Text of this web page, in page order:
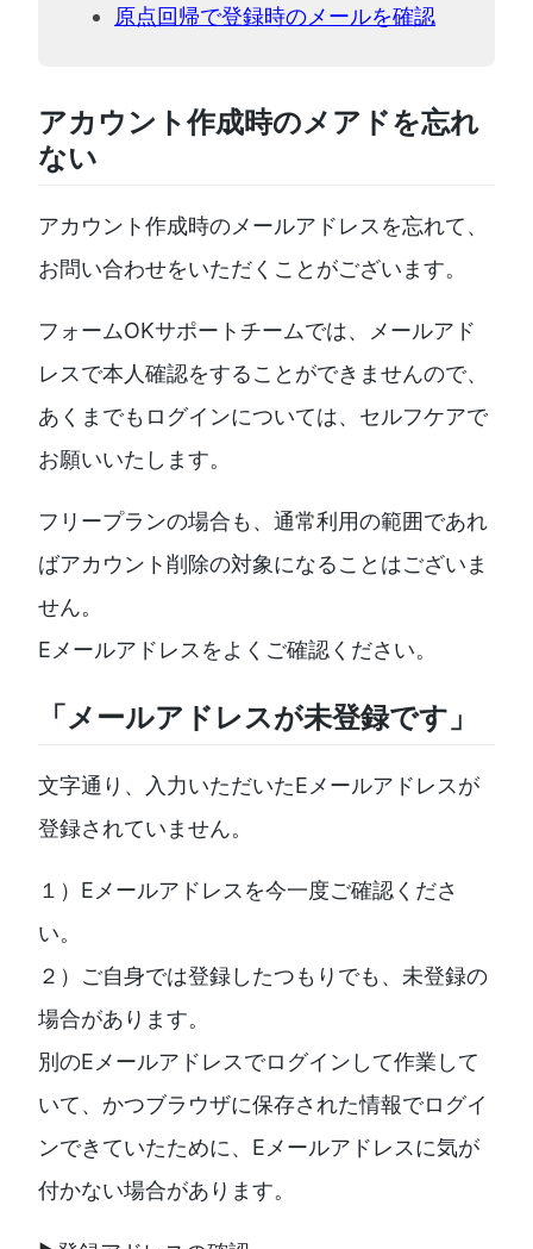
原点回帰で登録時のメールを確認
アカウント作成時のメアドを忘れ
ない
アカウント作成時のメールアドレスを忘れて、
お問い合わせをいただくことがございます。
フォームOKサポートチームでは、メールアド
レスで本人確認をすることができませんので、
あくまでもログインについては、セルフケアで
お願いいたします。
フリープランの場合も、通常利用の範囲であれ
ばアカウント削除の対象になることはございま
せん。
Eメールアドレスをよくご確認ください。
「メールアドレスが未登録です」
文字通り、入力いただいたEメールアドレスが
登録されていません。
１）Eメールアドレスを今一度ご確認くださ
い。
２）ご自身では登録したつもりでも、未登録の
場合があります。
別のEメールアドレスでログインして作業して
いて、かつブラウザに保存された情報でログイ
ンできていたために、Eメールアドレスに気が
付かない場合があります。